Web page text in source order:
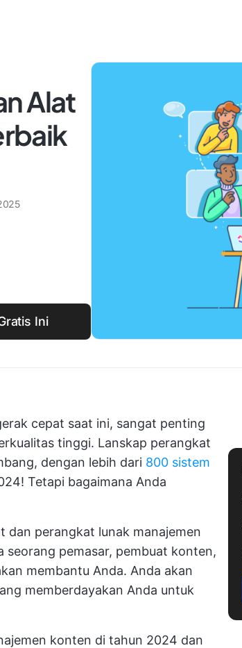
Alat
Ini
cepat saat ini, sangat penting
tinggi. Lanskap perangkat
dengan lebih dari 800 sistem
Tetapi bagaimana Anda
dan perangkat lunak manajemen
pemasar, pembuat konten,
membantu Anda. Anda akan
memberdayakan Anda untuk
konten di tahun 2024 dan